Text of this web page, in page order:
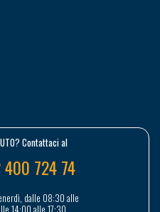
Contattaci al
724 74
dalle 08:30 alle
14:00 alle 17:30